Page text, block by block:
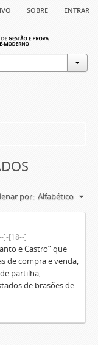
sobre entrar
por: Alfabético
]-[18--]
e Castro” que
de compra e venda,
partilha,
de brasões de